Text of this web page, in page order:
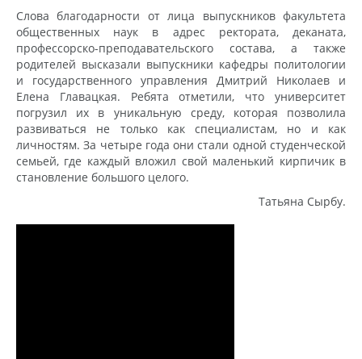
Слова благодарности от лица выпускников факультета
общественных наук в адрес ректората, деканата,
профессорско-преподавательского состава, а также
родителей высказали выпускники кафедры политологии
и государственного управления Дмитрий Николаев и
Елена Главацкая. Ребята отметили, что университет
погрузил их в уникальную среду, которая позволила
развиваться не только как специалистам, но и как
личностям. За четыре года они стали одной студенческой
семьей, где каждый вложил свой маленький кирпичик в
становление большого целого.
Татьяна Сырбу.